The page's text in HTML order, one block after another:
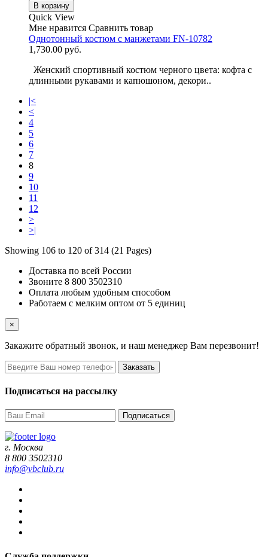
В корзину
Quick View
Мне нравится Сравнить товар
Однотонный костюм с манжетами FN-10782
1,730.00 руб.
Женский спортивный костюм черного цвета: кофта с
длинными рукавами и капюшоном, декори..
|<
<
4
5
6
7
8
9
10
11
12
>
>|
Showing 106 to 120 of 314 (21 Pages)
Доставка по всей России
Звоните 8 800 3502310
Оплата любым удобным способом
Работаем с мелким оптом от 5 единиц
×
Закажите обратный звонок, и наш менеджер Вам перезвонит!
Заказать
Подписаться на рассылку
г. Москва
8 800 3502310
info@vbclub.ru